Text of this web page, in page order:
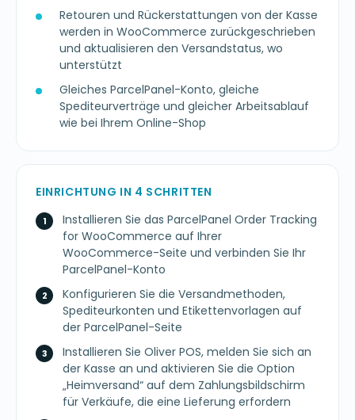
Retouren und Rückerstattungen von der Kasse
werden in WooCommerce zurückgeschrieben
und aktualisieren den Versandstatus, wo
unterstützt
Gleiches ParcelPanel-Konto, gleiche
Spediteurverträge und gleicher Arbeitsablauf
wie bei Ihrem Online-Shop
EINRICHTUNG IN 4 SCHRITTEN
Installieren Sie das ParcelPanel Order Tracking
for WooCommerce auf Ihrer
WooCommerce-Seite und verbinden Sie Ihr
ParcelPanel-Konto
Konfigurieren Sie die Versandmethoden,
Spediteurkonten und Etikettenvorlagen auf
der ParcelPanel-Seite
Installieren Sie Oliver POS, melden Sie sich an
der Kasse an und aktivieren Sie die Option
„Heimversand“ auf dem Zahlungsbildschirm
für Verkäufe, die eine Lieferung erfordern